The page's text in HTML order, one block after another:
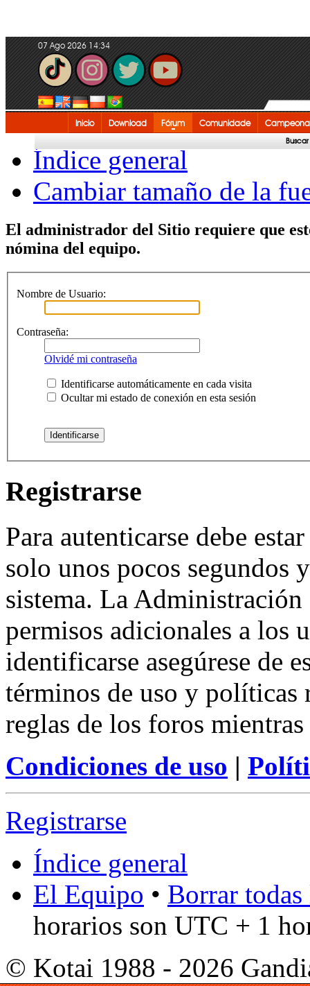
07 Ago 2026 14:34
Inicio Download Fórum Comunidade
Buscar
Índice general
Cambiar tamaño de la
El administrador del Sitio requiere que
nómina del equipo.
Nombre de Usuario:
Contraseña:
Olvidé mi contraseña
Identificarse automáticamente en cada visita
Ocultar mi estado de conexión en esta sesión
Registrarse
Para autenticarse debe
solo unos pocos segundos
sistema. La
permisos adicionales a los
identificarse asegúrese de
términos de uso y políticas
reglas de los foros
Condiciones de uso |
Registrarse
Índice general
El Equipo • Borrar
horarios son UTC + 1
© Kotai 1988 - 2026